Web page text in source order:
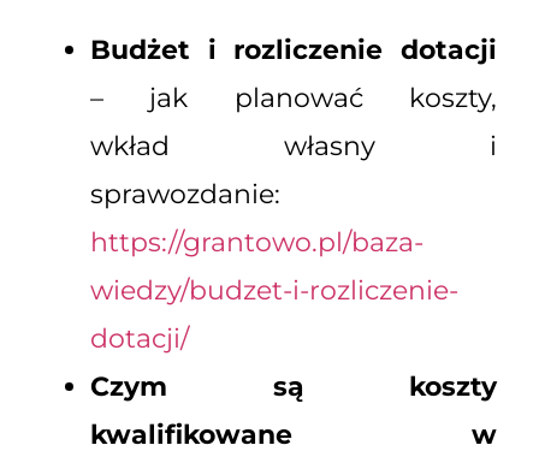
Budżet i rozliczenie dotacji
– jak planować koszty,
wkład własny i
sprawozdanie:
https://grantowo.pl/baza-
wiedzy/budzet-i-rozliczenie-
dotacji/
Czym są koszty
kwalifikowane w